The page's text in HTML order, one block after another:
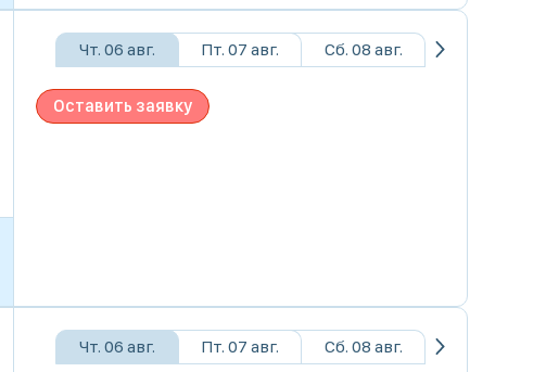
Чт. 06 авг. Пт. 07 авг. Сб. 08 авг.
Оставить заявку
Чт. 06 авг. Пт. 07 авг. Сб. 08 авг.